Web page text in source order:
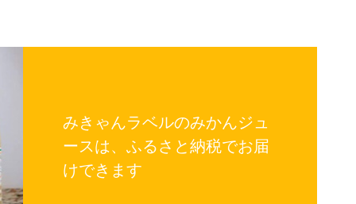
みきゃんラベルのみかんジュ
ースは、ふるさと納税でお届
けできます